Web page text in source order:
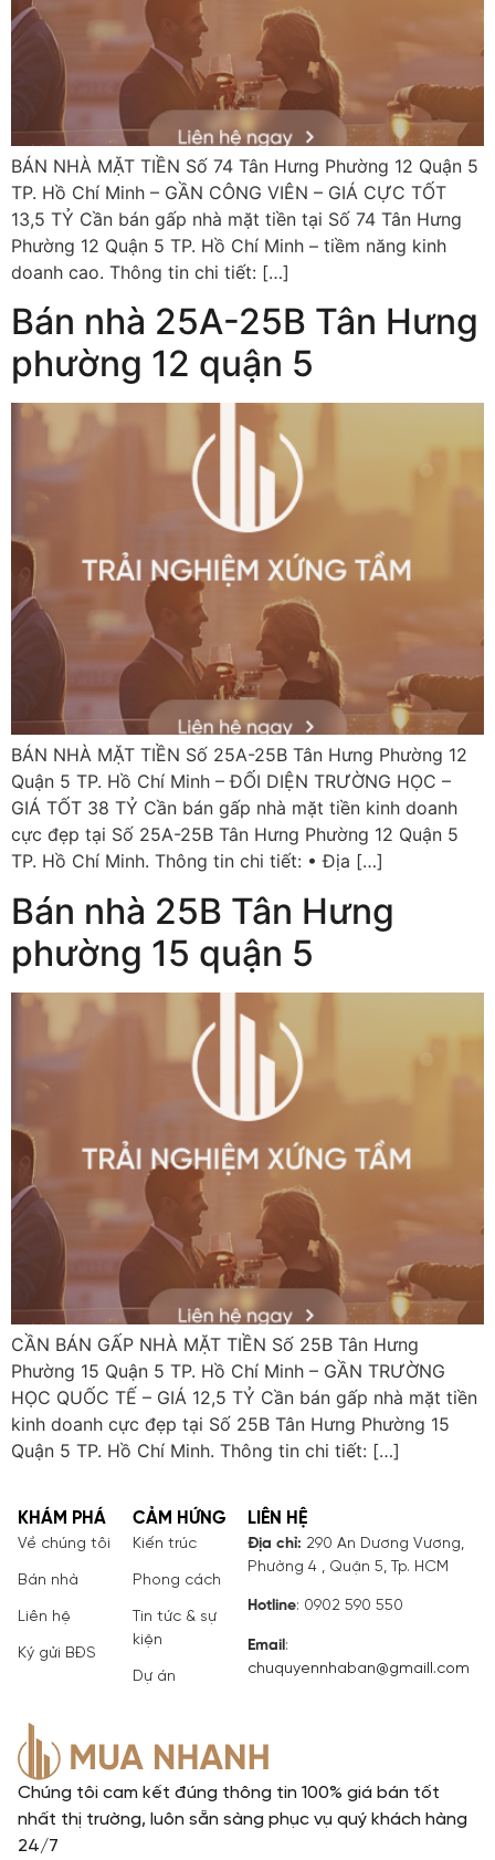
BÁN NHÀ MẶT TIỀN Số 74 Tân Hưng Phường 12 Quận 5
TP. Hồ Chí Minh – GẦN CÔNG VIÊN – GIÁ CỰC TỐT
13,5 TỶ Cần bán gấp nhà mặt tiền tại Số 74 Tân Hưng
Phường 12 Quận 5 TP. Hồ Chí Minh – tiềm năng kinh
doanh cao. Thông tin chi tiết: […]
Bán nhà 25A-25B Tân Hưng
phường 12 quận 5
BÁN NHÀ MẶT TIỀN Số 25A-25B Tân Hưng Phường 12
Quận 5 TP. Hồ Chí Minh – ĐỐI DIỆN TRƯỜNG HỌC –
GIÁ TỐT 38 TỶ Cần bán gấp nhà mặt tiền kinh doanh
cực đẹp tại Số 25A-25B Tân Hưng Phường 12 Quận 5
TP. Hồ Chí Minh. Thông tin chi tiết: • Địa […]
Bán nhà 25B Tân Hưng
phường 15 quận 5
CẦN BÁN GẤP NHÀ MẶT TIỀN Số 25B Tân Hưng
Phường 15 Quận 5 TP. Hồ Chí Minh – GẦN TRƯỜNG
HỌC QUỐC TẾ – GIÁ 12,5 TỶ Cần bán gấp nhà mặt tiền
kinh doanh cực đẹp tại Số 25B Tân Hưng Phường 15
Quận 5 TP. Hồ Chí Minh. Thông tin chi tiết: […]
Chúng tôi cam kết đúng thông tin 100% giá bán tốt
nhất thị trường, luôn sẵn sàng phục vụ quý khách hàng
24/7
KHÁM PHÁ
Về chúng tôi
Bán nhà
Liên hệ
Ký gửi BĐS
CẢM HỨNG
Kiến trúc
Phong cách
Tin tức & sự
kiện
Dự án
LIÊN HỆ
Địa chỉ: 290 An Dương Vương,
Phường 4 , Quận 5, Tp. HCM
Hotline: 0902 590 550
Email :
chuquyennhaban@gmaill.com